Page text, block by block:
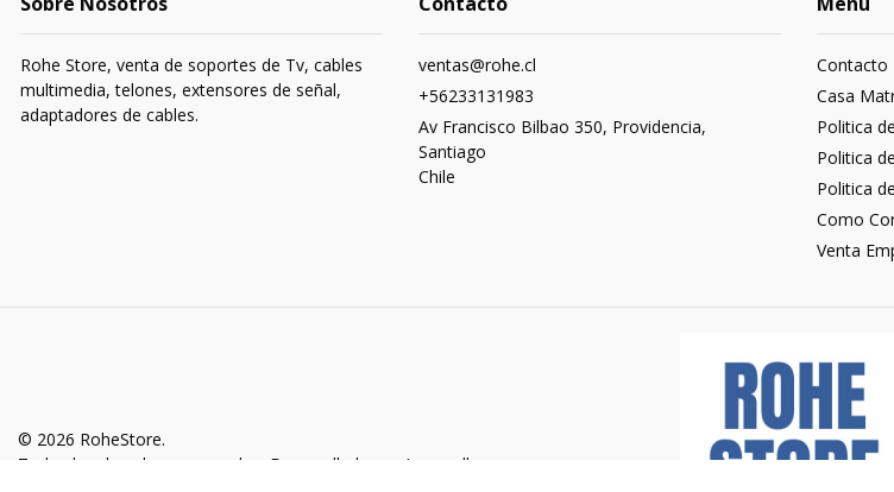
Rohe Store, venta de soportes de Tv, cables
multimedia, telones, extensores de señal,
adaptadores de cables.
ventas@rohe.cl
+56233131983
Av Francisco Bilbao 350, Providencia,
Santiago
Chile
Contacto
Casa
Politica
Politica
Politica
Como
Venta
© 2026 RoheStore.
Todos los derechos reservados. Desarrollado por Jumpseller